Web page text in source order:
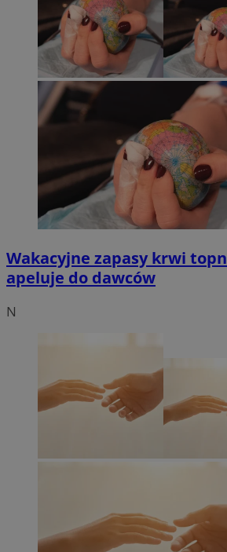
Wakacyjne zapasy krwi
apeluje do dawców
N